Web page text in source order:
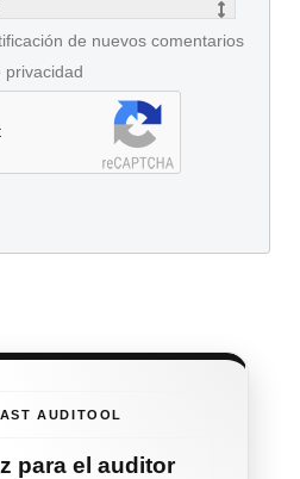
de nuevos comentarios
privacidad
AUDITOOL
para el auditor